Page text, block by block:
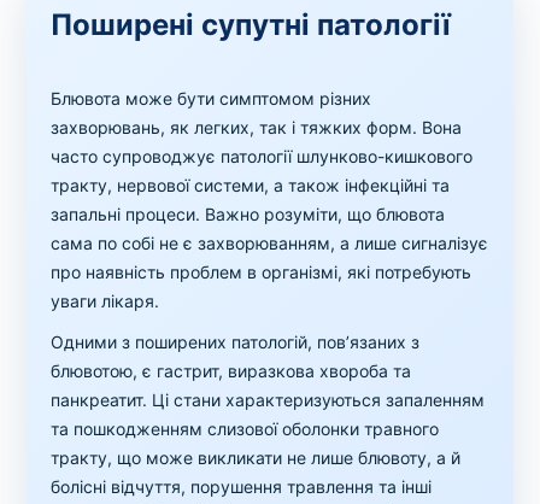
Поширені супутні патології
Блювота може бути симптомом різних
захворювань, як легких, так і тяжких форм. Вона
часто супроводжує патології шлунково-кишкового
тракту, нервової системи, а також інфекційні та
запальні процеси. Важно розуміти, що блювота
сама по собі не є захворюванням, а лише сигналізує
про наявність проблем в організмі, які потребують
уваги лікаря.
Одними з поширених патологій, пов’язаних з
блювотою, є гастрит, виразкова хвороба та
панкреатит. Ці стани характеризуються запаленням
та пошкодженням слизової оболонки травного
тракту, що може викликати не лише блювоту, а й
болісні відчуття, порушення травлення та інші